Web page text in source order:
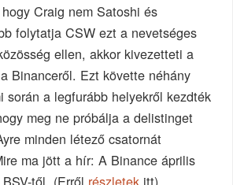
Craig nem Satoshi és
folytatja CSW ezt a nevetséges
ellen, akkor kivezetteti a
Binanceről. Ezt követte néhány
során a legfurább helyekről kezdték
meg ne próbálja a delistinget
minden létező csatornát
ma jött a hír: A Binance április
től. (Erről részletek itt)